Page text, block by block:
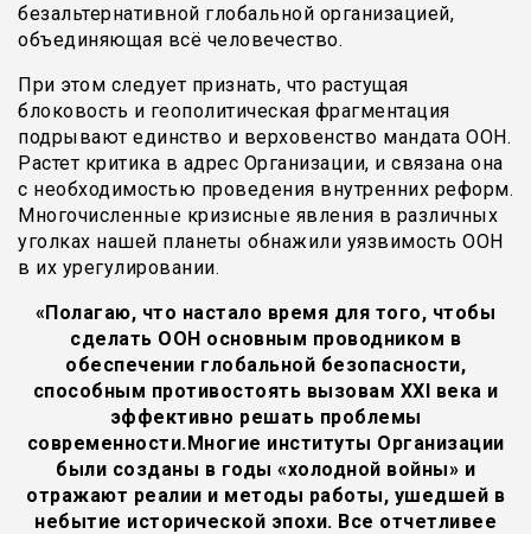
безальтернативной глобальной организацией,
объединяющая всё человечество.
При этом следует признать, что растущая
блоковость и геополитическая фрагментация
подрывают единство и верховенство мандата ООН.
Растет критика в адрес Организации, и связана она
с необходимостью проведения внутренних реформ.
Многочисленные кризисные явления в различных
уголках нашей планеты обнажили уязвимость ООН
в их урегулировании.
«Полагаю, что настало время для того, чтобы
сделать ООН основным проводником в
обеспечении глобальной безопасности,
способным противостоять вызовам XXI века и
эффективно решать проблемы
современности.Многие институты Организации
были созданы в годы «холодной войны» и
отражают реалии и методы работы, ушедшей в
небытие исторической эпохи. Все отчетливее